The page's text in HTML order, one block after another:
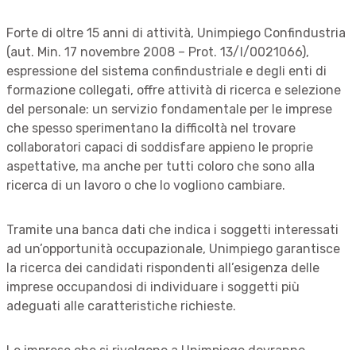
Forte di oltre 15 anni di attività, Unimpiego Confindustria
(aut. Min. 17 novembre 2008 – Prot. 13/I/0021066),
espressione del sistema confindustriale e degli enti di
formazione collegati, offre attività di ricerca e selezione
del personale: un servizio fondamentale per le imprese
che spesso sperimentano la difficoltà nel trovare
collaboratori capaci di soddisfare appieno le proprie
aspettative, ma anche per tutti coloro che sono alla
ricerca di un lavoro o che lo vogliono cambiare.
Tramite una banca dati che indica i soggetti interessati
ad un’opportunità occupazionale, Unimpiego garantisce
la ricerca dei candidati rispondenti all’esigenza delle
imprese occupandosi di individuare i soggetti più
adeguati alle caratteristiche richieste.